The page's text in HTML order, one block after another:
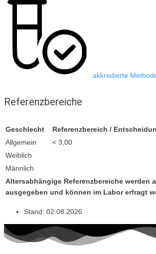
akkredierte
Referenzbereiche
Geschlecht Referenzbereich /
Altersabhängige Referenzbereiche werden
ausgegeben und können im Labor erfragt
Allgemein
< 3,00
Weiblich
Männlich
Stand: 02.08.2026